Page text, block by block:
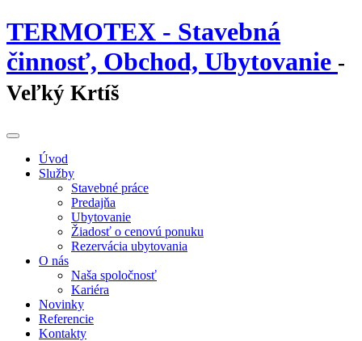
TERMOTEX - Stavebná
činnosť, Obchod, Ubytovanie -
Veľký Krtíš
Úvod
Služby
Stavebné práce
Predajňa
Ubytovanie
Žiadosť o cenovú ponuku
Rezervácia ubytovania
O nás
Naša spoločnosť
Kariéra
Novinky
Referencie
Kontakty